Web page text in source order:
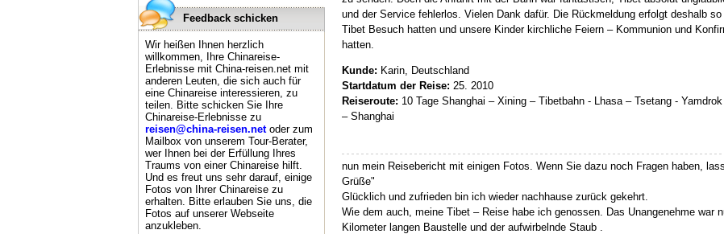
Feedback schicken
Wir heißen Ihnen herzlich
willkommen, Ihre Chinareise-
Erlebnisse mit China-reisen.net mit
anderen Leuten, die sich auch für
eine Chinareise interessieren, zu
teilen. Bitte schicken Sie Ihre
Chinareise-Erlebnisse zu
reisen@china-reisen.netoder zum
Mailbox von unserem Tour-Berater,
wer Ihnen bei der Erfüllung Ihres
Traums von einer Chinareise hilft.
Und es freut uns sehr darauf, einige
Fotos von Ihrer Chinareise zu
erhalten. Bitte erlauben Sie uns, die
Fotos auf unserer Webseite
anzukleben.
und der Service fehlerlos. Vielen Dank dafür. Die Rückmeldung erfolgt deshalb
Tibet Besuch hatten und unsere Kinder kirchliche Feiern – Kommunion und
hatten.
Kunde: Karin, Deutschland
Startdatum der Reise: 25. 2010
Reiseroute: 10 Tage Shanghai – Xining – Tibetbahn - Lhasa – Tsetang -
– Shanghai
nun mein Reisebericht mit einigen Fotos. Wenn Sie dazu noch Fragen haben,
Grüße"
Glücklich und zufrieden bin ich wieder nachhause zurück gekehrt.
Wie dem auch, meine Tibet – Reise habe ich genossen. Das Unangenehme war
Kilometer langen Baustelle und der aufwirbelnde Staub .